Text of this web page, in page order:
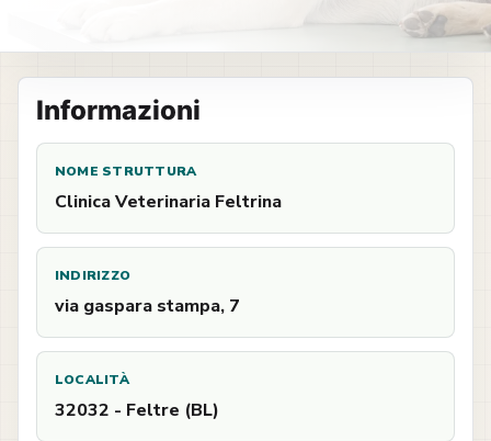
Informazioni
NOME STRUTTURA
Clinica Veterinaria Feltrina
INDIRIZZO
via gaspara stampa, 7
LOCALITÀ
32032 - Feltre (BL)